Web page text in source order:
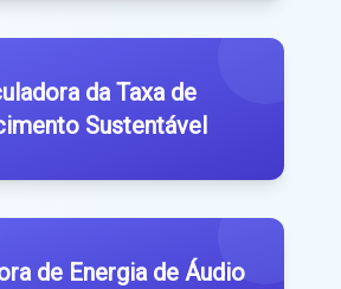
da Taxa de
Sustentável
de Energia de Áudio